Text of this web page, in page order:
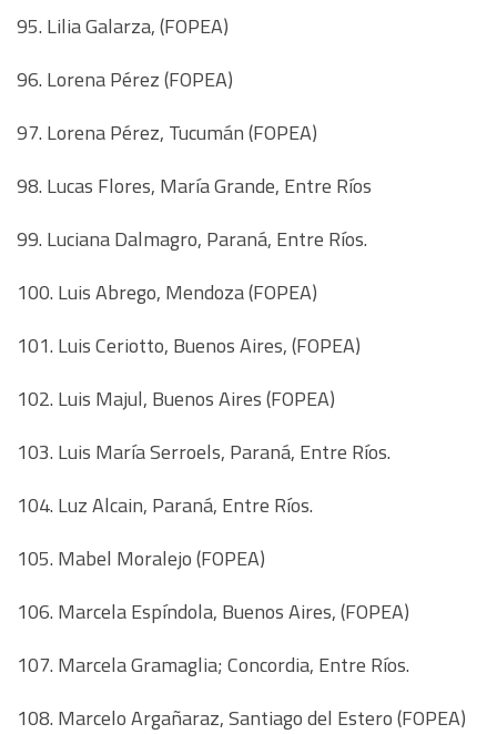
95. Lilia Galarza, (FOPEA)
96. Lorena Pérez (FOPEA)
97. Lorena Pérez, Tucumán (FOPEA)
98. Lucas Flores, María Grande, Entre Ríos
99. Luciana Dalmagro, Paraná, Entre Ríos.
100. Luis Abrego, Mendoza (FOPEA)
101. Luis Ceriotto, Buenos Aires, (FOPEA)
102. Luis Majul, Buenos Aires (FOPEA)
103. Luis María Serroels, Paraná, Entre Ríos.
104. Luz Alcain, Paraná, Entre Ríos.
105. Mabel Moralejo (FOPEA)
106. Marcela Espíndola, Buenos Aires, (FOPEA)
107. Marcela Gramaglia; Concordia, Entre Ríos.
108. Marcelo Argañaraz, Santiago del Estero (FOPEA)